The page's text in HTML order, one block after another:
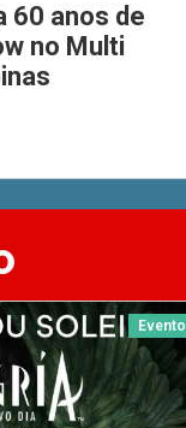
60 anos de
no Multi
Evento